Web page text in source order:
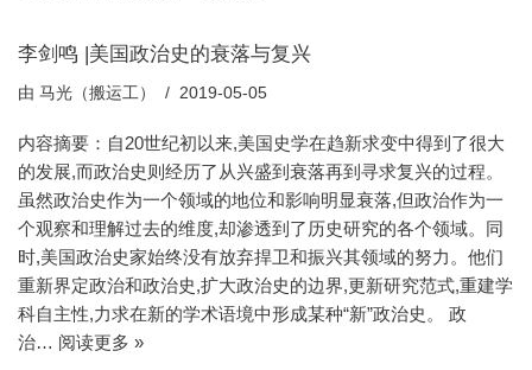
李剑鸣 |美国政治史的衰落与复兴
由 马光（搬运工） 2019-05-05
内容摘要：自20世纪初以来,美国史学在趋新求变中得到了很大
的发展,而政治史则经历了从兴盛到衰落再到寻求复兴的过程。
虽然政治史作为一个领域的地位和影响明显衰落,但政治作为一
个观察和理解过去的维度,却渗透到了历史研究的各个领域。同
时,美国政治史家始终没有放弃捍卫和振兴其领域的努力。他们
重新界定政治和政治史,扩大政治史的边界,更新研究范式,重建学
科自主性,力求在新的学术语境中形成某种“新”政治史。 政
治… 阅读更多 »